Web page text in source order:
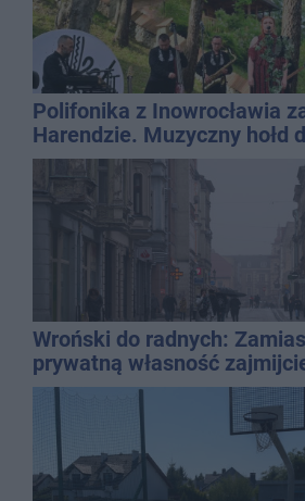
Polifonika z Inowrocławia
Harendzie. Muzyczny hołd
Kasprowicza
Wroński do radnych:
prywatną własność
gospodarką